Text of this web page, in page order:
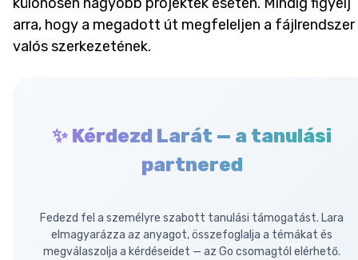
arra, hogy a megadott út megfeleljen a fájlrendszer
valós szerkezetének.
✨ Kérdezd Larát — a tanulási
partnered
Fedezd fel a személyre szabott tanulási támogatást. Lara
elmagyarázza az anyagot, összefoglalja a témákat és
megválaszolja a kérdéseidet — az Go csomagtól elérhető.